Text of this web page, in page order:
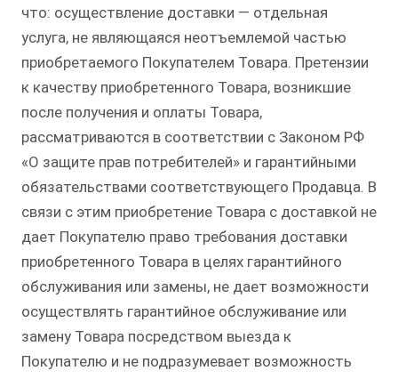
что: осуществление доставки — отдельная
услуга, не являющаяся неотъемлемой частью
приобретаемого Покупателем Товара. Претензии
к качеству приобретенного Товара, возникшие
после получения и оплаты Товара,
рассматриваются в соответствии с Законом РФ
«О защите прав потребителей» и гарантийными
обязательствами соответствующего Продавца. В
связи с этим приобретение Товара с доставкой не
дает Покупателю право требования доставки
приобретенного Товара в целях гарантийного
обслуживания или замены, не дает возможности
осуществлять гарантийное обслуживание или
замену Товара посредством выезда к
Покупателю и не подразумевает возможность